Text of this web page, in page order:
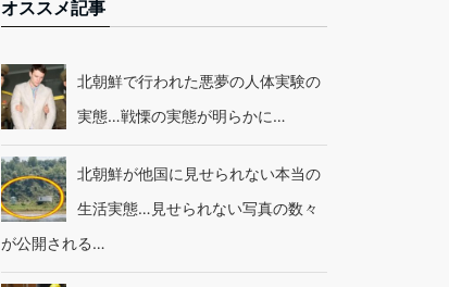
オススメ記事
北朝鮮で行われた悪夢の人体実験の
実態…戦慄の実態が明らかに…
北朝鮮が他国に見せられない本当の
生活実態…見せられない写真の数々
が公開される…